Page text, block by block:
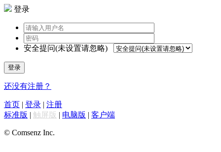
登录
安全提问(未设置请忽略)
登录
还没有注册？
首页 | 登录 | 注册
标准版 | 触屏版 | 电脑版 | 客户端
© Comsenz Inc.